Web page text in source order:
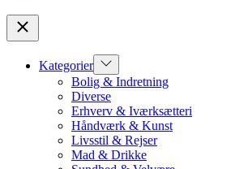
Close
Kategorier Show
sub
menu
Bolig & Indretning
Diverse
Erhverv & Iværksætteri
Håndværk & Kunst
Livsstil & Rejser
Mad & Drikke